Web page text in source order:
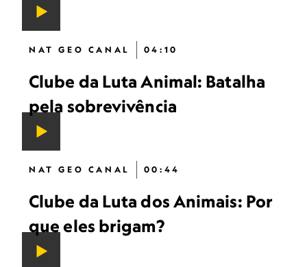
NAT GEO CANAL 04:10
Clube da Luta Animal: Batalha
pela sobrevivência
NAT GEO CANAL 00:44
Clube da Luta dos Animais: Por
que eles brigam?